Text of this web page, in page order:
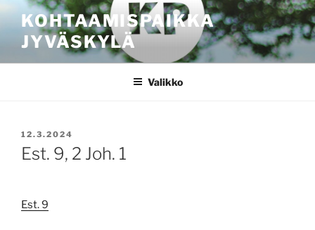
sisältöönKOHTAAMISPAIKKA
JYVÄSKYLÄ
Valikko
JULKAISTU
12.3.2024
Est. 9, 2 Joh. 1
Est. 9